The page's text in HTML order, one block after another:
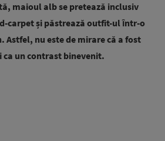
maioul alb se pretează inclusiv
carpet și păstrează outfit-ul ȋntr-o
Astfel, nu este de mirare că a fost
ca un contrast binevenit.